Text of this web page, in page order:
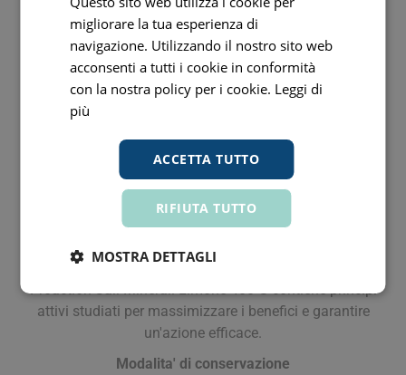
Specifiche
Proaction Sali Minerali Limone 400 G è stato sviluppato
con ingredienti selezionati per garantire sicurezza ed
efficacia. Ogni componente è testato per offrire il
massimo beneficio. La formula avanzata assicura
un'azione mirata e di lunga durata. Perfetto per chi cerca
un prodotto affidabile e di alta qualità. Le sue
caratteristiche uniche lo rendono ideale per chi cerca
qualità e affidabilità, con un utilizzo sicuro e risultati
garantiti.
Composizione
Proaction Sali Minerali Limone 400 G contiene principi
attivi studiati per massimizzare i benefici e garantire
un'azione efficace.
Modalita' di conservazione
migliorare la tua esperienza di
navigazione. Utilizzando il nostro sito web
acconsenti a tutti i cookie in conformità
con la nostra policy per i cookie. Leggi di
più
ACCETTA TUTTO
RIFIUTA TUTTO
MOSTRA DETTAGLI